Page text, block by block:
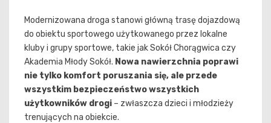
Modernizowana droga stanowi główną trasę dojazdową
do obiektu sportowego użytkowanego przez lokalne
kluby i grupy sportowe, takie jak Sokół Chorągwica czy
Akademia Młody Sokół. Nowa nawierzchnia poprawi
nie tylko komfort poruszania się, ale przede
wszystkim bezpieczeństwo wszystkich
użytkowników drogi – zwłaszcza dzieci i młodzieży
trenujących na obiekcie.